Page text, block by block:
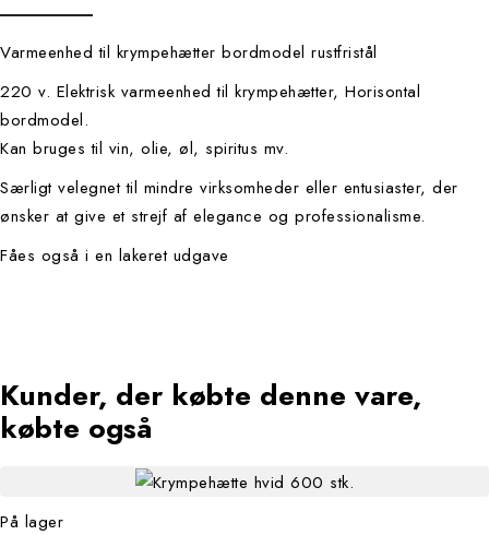
Varmeenhed til krympehætter bordmodel rustfristål
220 v. Elektrisk varmeenhed til krympehætter, Horisontal
bordmodel.
Kan bruges til vin, olie, øl, spiritus mv.
Særligt velegnet til mindre virksomheder eller entusiaster, der
ønsker at give et strejf af elegance og professionalisme.
Fåes også i en lakeret udgave
kunder, der købte denne vare,
købte også
På lager